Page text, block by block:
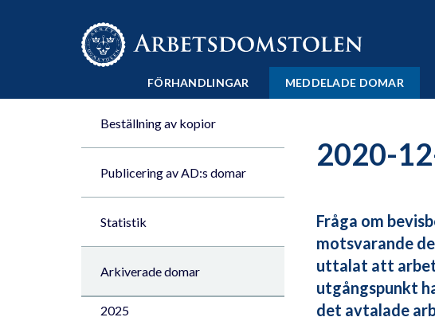
Till innehåll på sidan x
FÖRHANDLINGAR MEDDELADE DOMAR
Beställning av kopior
Publicering av AD:s domar
Statistik
Arkiverade domar
2025
2020-
Fråga om
motsvarande
uttalat att
utgångspunkt
det avtalade